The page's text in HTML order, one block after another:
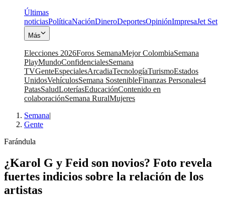
Últimas
noticiasPolíticaNaciónDineroDeportesOpiniónImpresaJet Set
Más
Elecciones 2026Foros SemanaMejor ColombiaSemana
PlayMundoConfidencialesSemana
TVGenteEspecialesArcadiaTecnologíaTurismoEstados
UnidosVehículosSemana SostenibleFinanzas Personales4
PatasSaludLoteríasEducaciónContenido en
colaboraciónSemana RuralMujeres
Semana|
Gente
Farándula
¿Karol G y Feid son novios? Foto revela
fuertes indicios sobre la relación de los
artistas